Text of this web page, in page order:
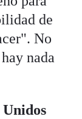
de
No
nada
Unidos